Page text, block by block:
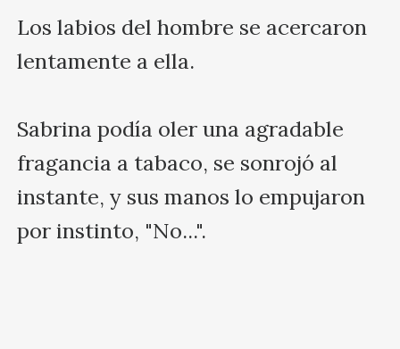
Los labios del hombre se acercaron
lentamente a ella.
Sabrina podía oler una agradable
fragancia a tabaco, se sonrojó al
instante, y sus manos lo empujaron
por instinto, "No...".